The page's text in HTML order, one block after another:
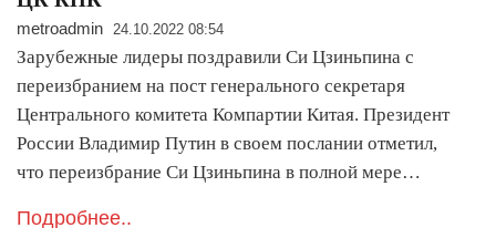
metroadmin 24.10.2022 08:54
Зарубежные лидеры поздравили Си Цзиньпина с
переизбранием на пост генерального секретаря
Центрального комитета Компартии Китая. Президент
России Владимир Путин в своем послании отметил,
что переизбрание Си Цзиньпина в полной мере…
Подробнее..